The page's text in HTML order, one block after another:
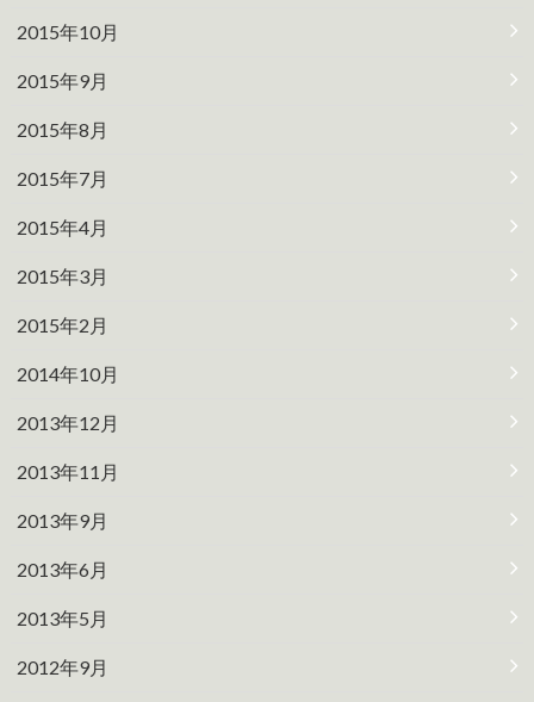
2015年10月
2015年9月
2015年8月
2015年7月
2015年4月
2015年3月
2015年2月
2014年10月
2013年12月
2013年11月
2013年9月
2013年6月
2013年5月
2012年9月